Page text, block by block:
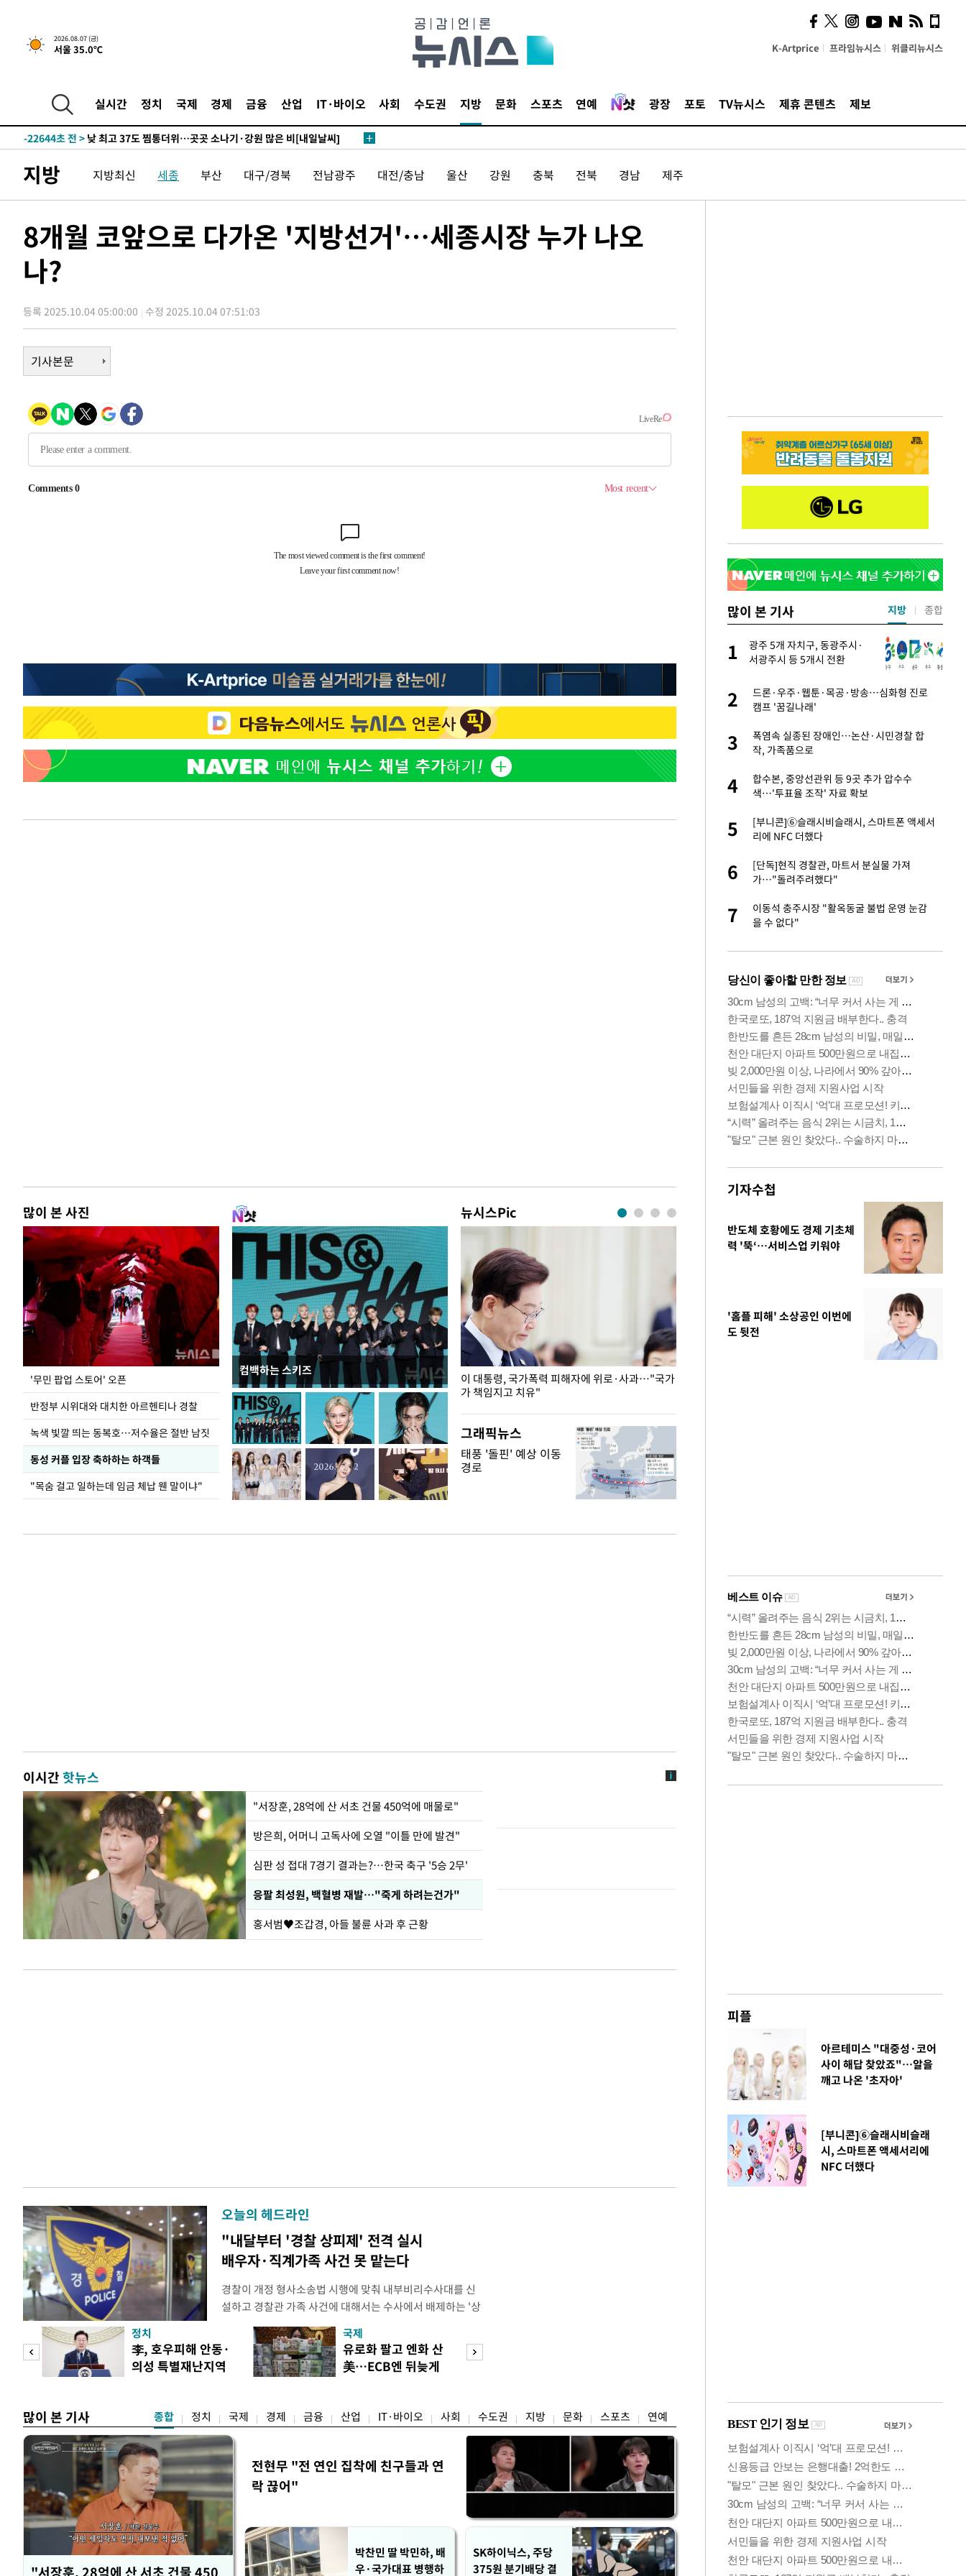
2026.08.07 (금)
서울 35.0℃ K-Artprice 프라임뉴시스 위클리뉴시스
실시간 정치 국제 경제 금융 산업 IT·바이오 사회 수도권 지방 문화 스포츠 연예 광장 포토 TV뉴시스 제휴 콘텐츠 제보
52분 전 >민주 콩고 에볼라환자 4천명 돌파, 4053명 발생 1850명 사망
-24746초 전 >"낮 기온 소폭 하락"…수도권 폭염중대경보, 폭염경보로 하향
-24673초 전 >
[단독]중수청 지원 검사들, 정원 초과 시 낮은 계급 임용…희망지 못
-22644초 전 >
-20950초 전 > SK하이닉스, 용인·청주 팹에 54조 투자…"AI 메모리 수요 선제 대
-17059초 전 >
외국인 심판 성 접대 7경기 들여다보니…한국 축구 '5승 2무'
-16793초 전 >[속보]코스닥, 2.86포인트(0.36%) 내린 798.81마감
-16726초 전 >[속보]원·달러 환율, 7.7원 내린 1416.1원 마감
-16615초 전 >
-13705초 전 >
-12549초 전 >11시간 압수수색에 성접대 파문까지…'쑥대밭' 된 축구협회
병태 후임
-7929초 전 >
[속보]국힘 윤리위, '돌려차기 발언' 진종오·서범수 징계 절차 개시
-3254초 전 >[속보] 7월 중국 수출 23.9%↑ 수입 27.5%↑…무역총액 25.3%↑
-414초 전 >
[속보]'채상병 순직 책임' 임성근, 항소심도 징역 3년
-280초 전 >[속보]종합특검, '관저이전 봐주기 감사' 유병호 구속기소
SK하이닉스, 용인·청주 팹에 54조 투자…"AI 메모리 수요 선제 대
여자배구 이재영·이다영 자매, 아제르바이잔 투란VC 입단
-16615초 전 >[속보] 노원서 40.1도 관측…서울, 2018년 이후 첫 40도
-13705초 전 >
[속보]종합특검, '계엄 수용공간 확보' 신용해 前교정본부장 기소
-12549초 전 > 11시간 압수수색에 성접대 파문까지…'쑥대밭' 된 축구협회
-11571초 전 >[속보]규제합리화위원회 부위원장에 김태유 서울대 공대 교수…이
병태 후임
-7929초 전 >
[속보]국힘 윤리위, '돌려차기 발언' 진종오·서범수 징계 절차 개시
-3254초 전 >[속보] 7월 중국 수출 23.9%↑ 수입 27.5%↑…무역총액 25.3%↑
-280초 전 >[속보]종합특검, '관저이전 봐주기 감사' 유병호 구속기소
지방 지방최신 세종 부산 대구/경북 전남광주 대전/충남 울산 강원 충북 전북 경남 제주
8개월 코앞으로 다가온 '지방선거'…세종시장 누가 나오
나?
등록 2025.10.04 05:00:00 수정 2025.10.04 07:51:03
기사본문
많이 본 사진
'무민 팝업 스토어' 오픈
반정부 시위대와 대치한 아르헨티나 경찰
녹색 빛깔 띄는 동복호…저수율은 절반 남짓
동성 커플 입장 축하하는 하객들
"목숨 걸고 일하는데 임금 체납 웬 말이냐"
컴백하는 스키즈
뉴시스Pic
지석천 뒤덮은 개구리밥
이 대통령, 국가폭력 피해자에 위로·사과…"국가
가 책임지고 치유"
그래픽뉴스
태풍 '돌핀' 예상 이동
경로
이시간핫뉴스
"서장훈, 28억에 산 서초 건물 450억에 매물로"
방은희, 어머니 고독사에 오열 "이틀 만에 발견"
심판 성 접대 7경기 결과는?…한국 축구 '5승 2무'
응팔 최성원, 백혈병 재발…"죽게 하려는건가"
홍서범♥조갑경, 아들 불륜 사과 후 근황
오늘의 헤드라인
"내달부터 '경찰 상피제' 전격 실시
배우자·직계가족 사건 못 맡는다
경찰이 개정 형사소송법 시행에 맞춰 내부비리수사대를 신
설하고 경찰관 가족 사건에 대해서는 수사에서 배제하는 '상
피제'를 도입한다. 경찰청은 7일 오후 3시 '개정 형사소송법
후속 조치 태스크포스(TF)' 회의를 열었다고 밝혔다. 경찰은
우선 올해 하반기 인사에 맞춰 기존 국가수사본부에서 운영
하던 수사감찰 기능을 인권감사관실로 이관·개편해 객관
정치
李, 호우피해 안동·
의성 특별재난지역
국제
유로화 팔고 엔화 산
美…ECB엔 뒤늦게
많이 본 기사 종합 정치 국제 경제 금융 산업 IT·바이오 사회 수도권 지방 문화 스포츠 연예
"서장훈, 28억에 산 서초 건물 450
전현무 "전 연인 집착에 친구들과 연
락 끊어"
박찬민 딸 박민하, 배
우·국가대표 병행하
SK하이닉스, 주당
375원 분기배당 결
많이 본 기사
2 전현무 "전 연인 집착에 친구들과 연락 끊어"
3
박찬민 딸 박민하, 배우·국가대표 병행하더
니…여유로운 근황 공개
4
SK하이닉스, 주당 375원 분기배당 결정…3
5
[속보]SK하이닉스, 주당 375원 분기 배
1
광주 5개 자치구, 동광주시·
서광주시 등 5개시 전환
2
드론·우주·웹툰·목공·방송…심화형 진로
캠프 '꿈길나래'
3
폭염속 실종된 장애인…논산·시민경찰 합
작, 가족품으로
4
합수본, 중앙선관위 등 9곳 추가 압수수
색…'투표율 조작' 자료 확보
5
[부니콘]⑥슬래시비슬래시, 스마트폰 액세서
리에 NFC 더했다
6
[단독]현직 경찰관, 마트서 분실물 가져
가…"돌려주려했다"
7
이동석 충주시장 "활옥동굴 불법 운영 눈감
을 수 없다"
지방 종합
기자수첩
반도체 호황에도 경제 기초체
력 '뚝‘…서비스업 키워야
'홈플 피해' 소상공인 이번에
도 뒷전
피플
아르테미스 "대중성·코어
사이 해답 찾았죠"…알을
깨고 나온 '초자아'
[부니콘]⑥슬래시비슬래
시, 스마트폰 액세서리에
NFC 더했다